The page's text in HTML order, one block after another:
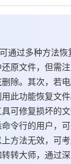
通过多种方法恢
原文件，但需
除。其次，若
此功能恢复文
具可修复损坏的
令行的用户，
方法无效，可
转大师，通过